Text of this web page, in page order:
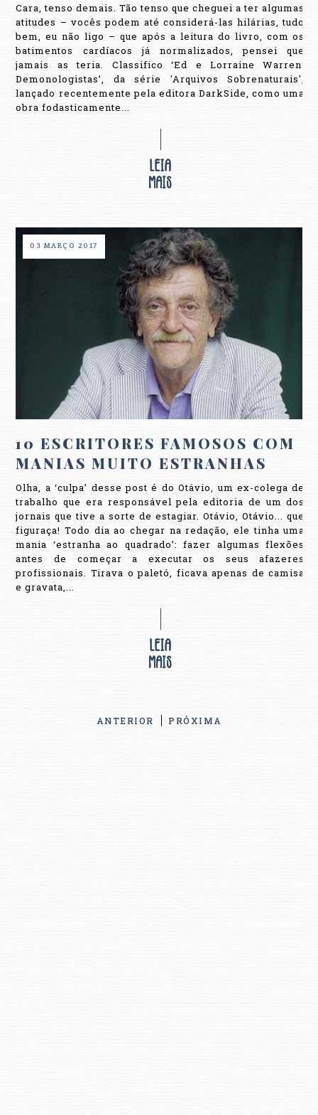
Cara, tenso demais. Tão tenso que cheguei a ter algumas
atitudes – vocês podem até considerá-las hilárias, tudo
bem, eu não ligo – que após a leitura do livro, com os
batimentos cardíacos já normalizados, pensei que
jamais as teria. Classifico ‘Ed e Lorraine Warren:
Demonologistas’, da série 'Arquivos Sobrenaturais',
lançado recentemente pela editora DarkSide, como uma
obra fodasticamente...
03 MARÇO 2017
10 ESCRITORES FAMOSOS COM
MANIAS MUITO ESTRANHAS
Olha, a ‘culpa’ desse post é do Otávio, um ex-colega de
trabalho que era responsável pela editoria de um dos
jornais que tive a sorte de estagiar. Otávio, Otávio... que
figuraça! Todo dia ao chegar na redação, ele tinha uma
mania ‘estranha ao quadrado’: fazer algumas flexões
antes de começar a executar os seus afazeres
profissionais. Tirava o paletó, ficava apenas de camisa
e gravata,...
ANTERIOR PRÓXIMA